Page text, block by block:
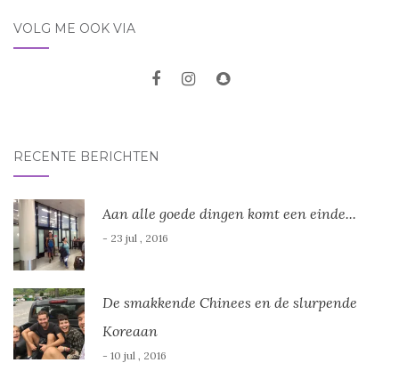
VOLG ME OOK VIA
RECENTE BERICHTEN
Aan alle goede dingen komt een einde...
- 23 jul , 2016
De smakkende Chinees en de slurpende
Koreaan
- 10 jul , 2016